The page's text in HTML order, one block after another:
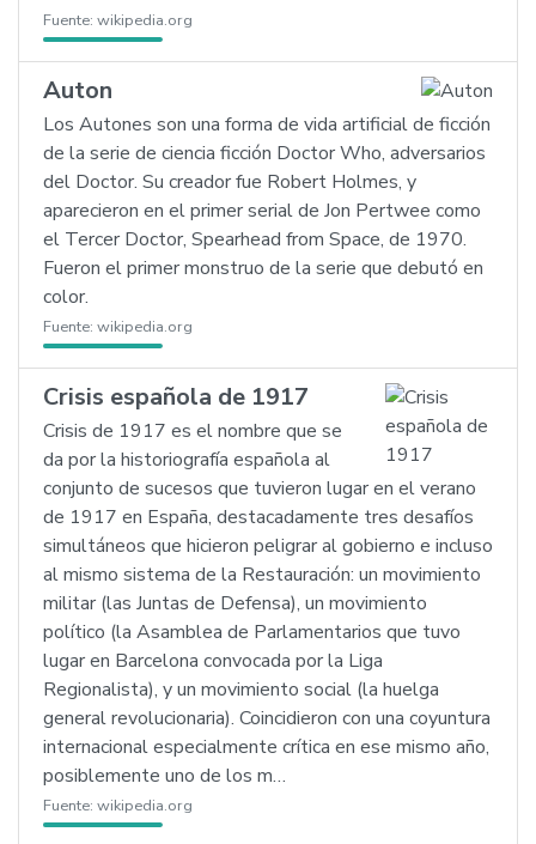
Fuente: wikipedia.org
Auton
Los Autones son una forma de vida artificial de ficción
de la serie de ciencia ficción Doctor Who, adversarios
del Doctor. Su creador fue Robert Holmes, y
aparecieron en el primer serial de Jon Pertwee como
el Tercer Doctor, Spearhead from Space, de 1970.
Fueron el primer monstruo de la serie que debutó en
color.
Fuente: wikipedia.org
Crisis española de 1917
Crisis de 1917 es el nombre que se
da por la historiografía española al
conjunto de sucesos que tuvieron lugar en el verano
de 1917 en España, destacadamente tres desafíos
simultáneos que hicieron peligrar al gobierno e incluso
al mismo sistema de la Restauración: un movimiento
militar (las Juntas de Defensa), un movimiento
político (la Asamblea de Parlamentarios que tuvo
lugar en Barcelona convocada por la Liga
Regionalista), y un movimiento social (la huelga
general revolucionaria). Coincidieron con una coyuntura
internacional especialmente crítica en ese mismo año,
posiblemente uno de los m…
Fuente: wikipedia.org